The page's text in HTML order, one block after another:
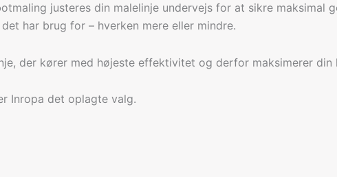
justeres din malelinje undervejs for at sikre maksimal
har brug for – hverken mere eller mindre.
der kører med højeste effektivitet og derfor maksimerer
Inropa det oplagte valg.